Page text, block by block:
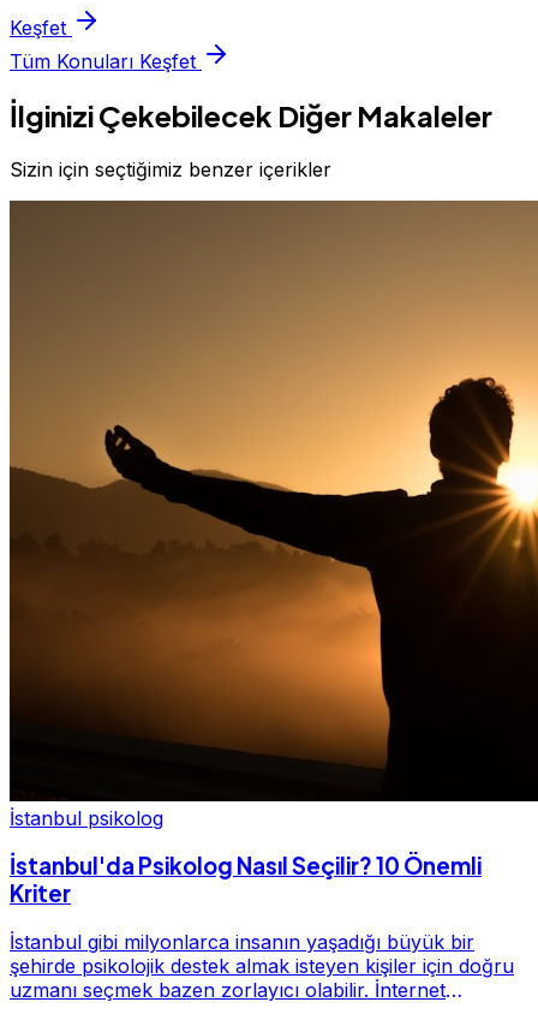
Keşfet
Tüm Konuları Keşfet
İlginizi Çekebilecek Diğer Makaleler
Sizin için seçtiğimiz benzer içerikler
İstanbul psikolog
İstanbul'da Psikolog Nasıl Seçilir? 10 Önemli
Kriter
İstanbul gibi milyonlarca insanın yaşadığı büyük bir
şehirde psikolojik destek almak isteyen kişiler için doğru
uzmanı seçmek bazen zorlayıcı olabilir. İnternet